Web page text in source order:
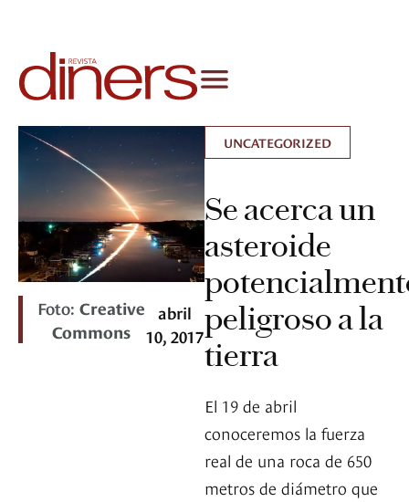
Foto: Creative
Commons
abril
10, 2017
UNCATEGORIZED
Se acerca un
asteroide
peligroso a la
tierra
El 19 de abril
conoceremos la fuerza
real de una roca de 650
metros de diámetro que